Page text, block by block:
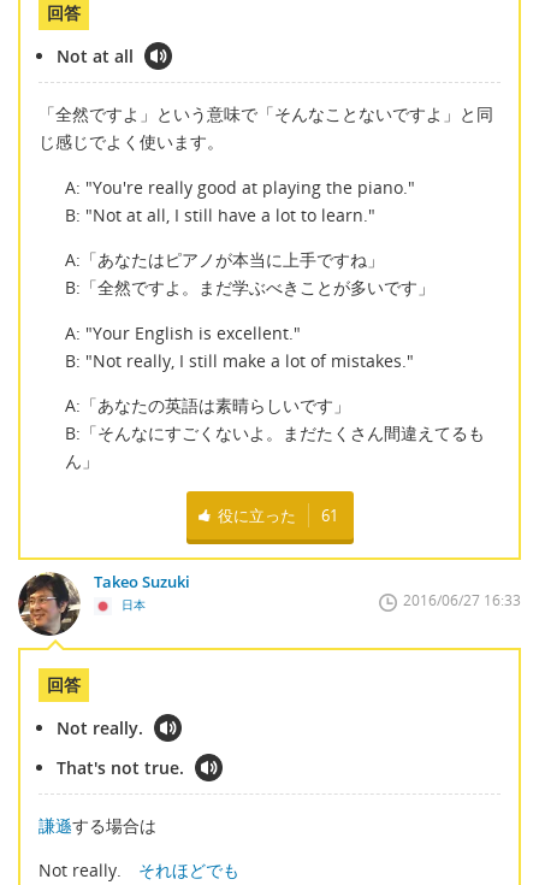
回答
Not at all
「全然ですよ」という意味で「そんなことないですよ」と同
じ感じでよく使います。
A: "You're really good at playing the piano."
B: "Not at all, I still have a lot to learn."
A:「あなたはピアノが本当に上手ですね」
B:「全然ですよ。まだ学ぶべきことが多いです」
A: "Your English is excellent."
B: "Not really, I still make a lot of mistakes."
A:「あなたの英語は素晴らしいです」
B:「そんなにすごくないよ。まだたくさん間違えてるも
ん」
役に立った 61
Takeo Suzuki
日本 2016/06/27 16:33
回答
Not really.
That's not true.
謙遜する場合は
Not really. それほどでも